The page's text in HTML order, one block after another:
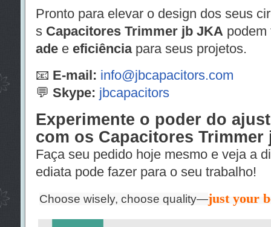
Pronto para elevar o design dos seus
s Capacitores Trimmer jb JKApodem
adee eficiênciapara seus projetos.
📧 E-mail: info@jbcapacitors.com
💬 Skype: jbcapacitors
Experimente o poder do
com os Capacitores Trimmer
Faça seu pedido hoje mesmo e veja a
ediata pode fazer para o seu trabalho!
Choose wisely, choose quality—just your